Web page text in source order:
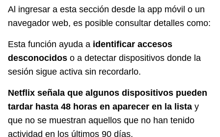
Al ingresar a esta sección desde la app móvil o un
navegador web, es posible consultar detalles como:
Esta función ayuda a identificar accesos
desconocidos o a detectar dispositivos donde la
sesión sigue activa sin recordarlo.
Netflix señala que algunos dispositivos pueden
tardar hasta 48 horas en aparecer en la lista y
que no se muestran aquellos que no han tenido
actividad en los últimos 90 días.